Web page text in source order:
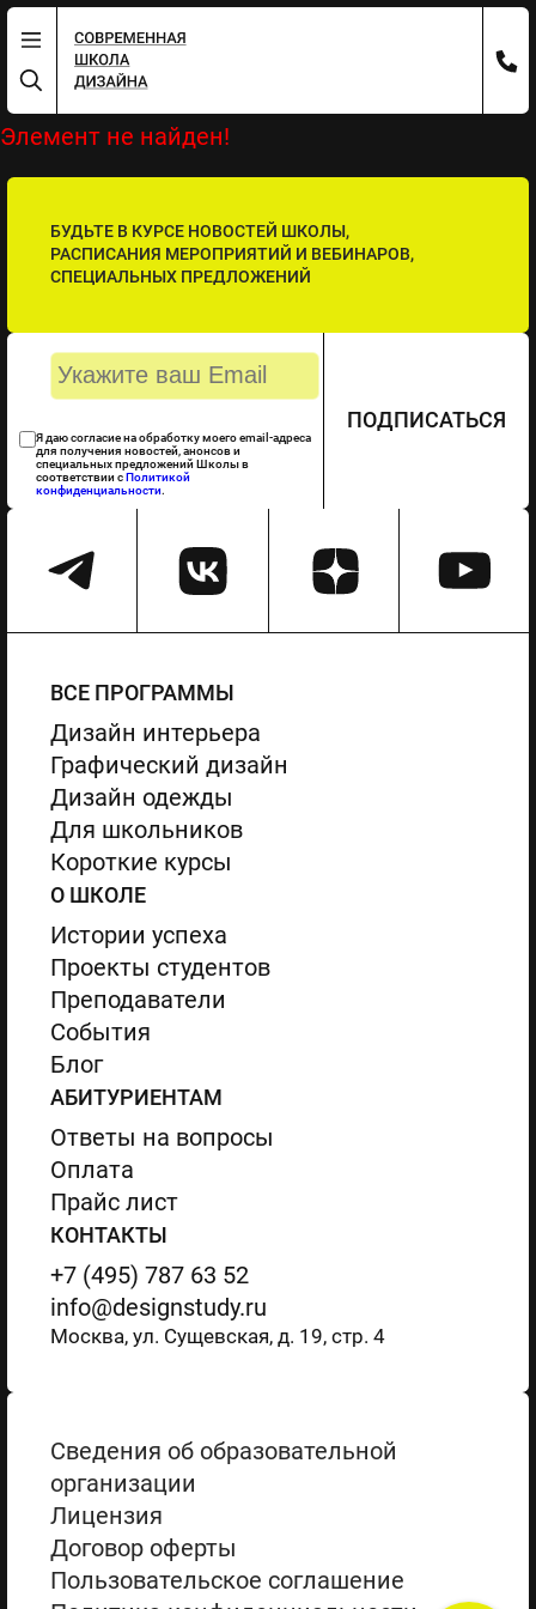
Элемент не найден!
БУДЬТЕ В КУРСЕ НОВОСТЕЙ ШКОЛЫ,
РАСПИСАНИЯ МЕРОПРИЯТИЙ И ВЕБИНАРОВ,
СПЕЦИАЛЬНЫХ ПРЕДЛОЖЕНИЙ
Я даю согласие на обработку моего email-адреса
для получения новостей, анонсов и
специальных предложений Школы в
соответствии с Политикой
конфиденциальности.
ПОДПИСАТЬСЯ
ВСЕ ПРОГРАММЫ
Дизайн интерьера
Графический дизайн
Дизайн одежды
Для школьников
Короткие курсы
О ШКОЛЕ
Истории успеха
Проекты студентов
Преподаватели
События
Блог
АБИТУРИЕНТАМ
Ответы на вопросы
Оплата
Прайс лист
КОНТАКТЫ
+7 (495) 787 63 52
info@designstudy.ru
Москва, ул. Сущевская, д. 19, стр. 4
Сведения об образовательной
организации
Лицензия
Договор оферты
Пользовательское соглашение